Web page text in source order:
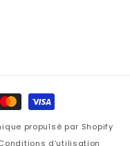
propulsé par Shopify
d’utilisation